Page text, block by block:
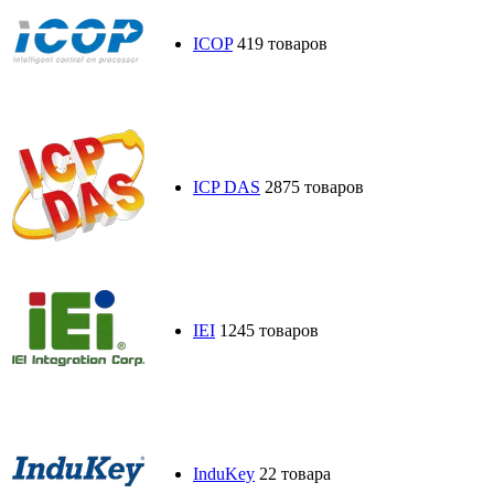
ICOP 419 товаров
ICP DAS 2875 товаров
IEI 1245 товаров
InduKey 22 товара